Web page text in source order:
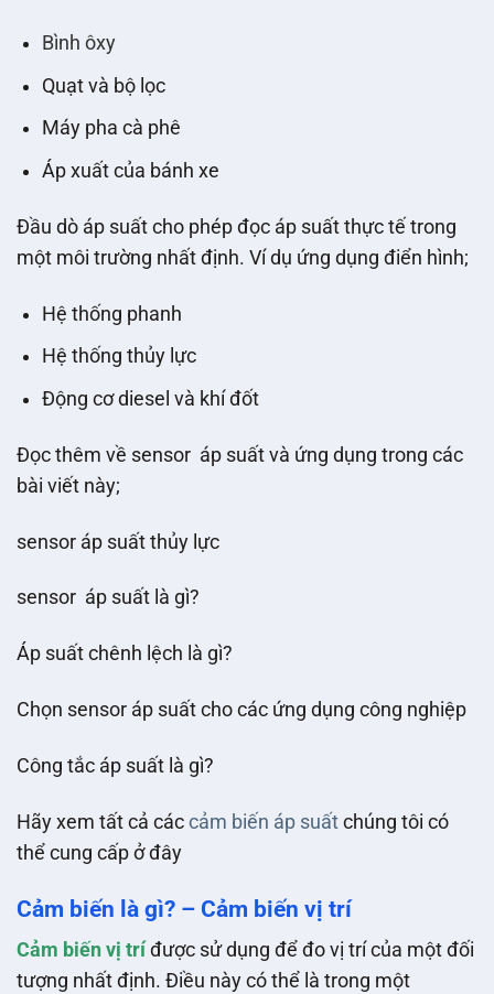
Bình ôxy
Quạt và bộ lọc
Máy pha cà phê
Áp xuất của bánh xe
Đầu dò áp suất cho phép đọc áp suất thực tế trong
một môi trường nhất định. Ví dụ ứng dụng điển hình;
Hệ thống phanh
Hệ thống thủy lực
Động cơ diesel và khí đốt
Đọc thêm về sensor áp suất và ứng dụng trong các
bài viết này;
sensor áp suất thủy lực
sensor áp suất là gì?
Áp suất chênh lệch là gì?
Chọn sensor áp suất cho các ứng dụng công nghiệp
Công tắc áp suất là gì?
Hãy xem tất cả các cảm biến áp suất chúng tôi có
thể cung cấp ở đây
Cảm biến là gì? – Cảm biến vị trí
Cảm biến vị trí được sử dụng để đo vị trí của một đối
tượng nhất định. Điều này có thể là trong một